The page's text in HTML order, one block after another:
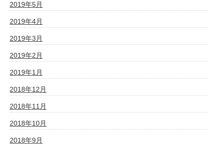
2019年5月
2019年4月
2019年3月
2019年2月
2019年1月
2018年12月
2018年11月
2018年10月
2018年9月